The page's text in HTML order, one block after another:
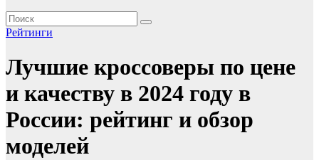
Рейтинги
Лучшие кроссоверы по цене
и качеству в 2024 году в
России: рейтинг и обзор
моделей